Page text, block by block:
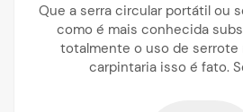
Que a serra circular portátil ou
como é mais conhecida
totalmente o uso de serrote
carpintaria isso é fato.